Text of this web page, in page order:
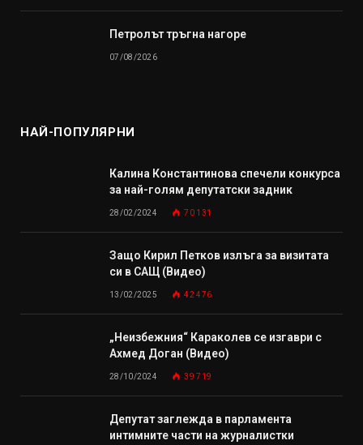
Петролът тръгна нагоре
07/08/2026
НАЙ-ПОПУЛЯРНИ
Калина Константинова спечели конкурса
за най-голям депутатски задник
28/02/2024 70 131
Защо Кирил Петков излъга за визитата
си в САЩ (Видео)
13/02/2025 42 476
„Неизбежния“ Караколев се изгаври с
Ахмед Доган (Видео)
28/10/2024 39 719
Депутат заглежда в парламента
интимните части на журналистки